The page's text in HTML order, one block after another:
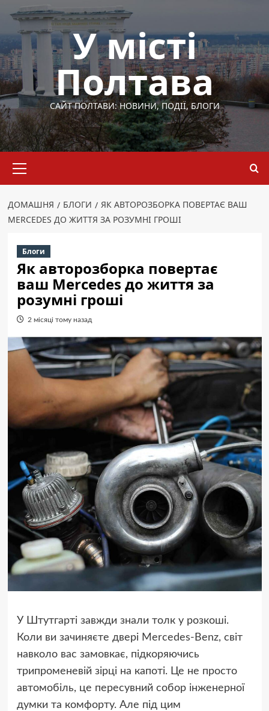
Перейти
вмісту
У місті
Полтава
САЙТ ПОЛТАВИ: НОВИНИ, ПОДІЇ, БЛОГИ
меню
ДОМАШНЯ БЛОГИ
ЯК АВТОРОЗБОРКА ПОВЕРТАЄ ВАШ
MERCEDES ДО ЖИТТЯ ЗА РОЗУМНІ ГРОШІ
Блоги
Як авторозборка повертає
ваш Mercedes до життя за
розумні гроші
2 місяці тому назад
У Штутгарті завжди знали толк у розкоші.
Коли ви зачиняєте двері Mercedes-Benz, світ
навколо вас замовкає, підкоряючись
трипроменевій зірці на капоті. Це не просто
автомобіль, це пересувний собор інженерної
думки та комфорту. Але під цим